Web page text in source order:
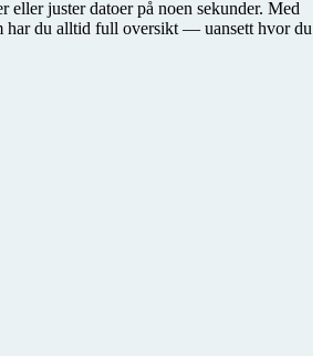
juster datoer på noen sekunder. Med
har du alltid full oversikt — uansett hvor du